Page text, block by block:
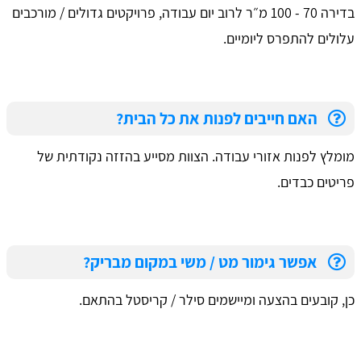
בדירה 70 - 100 מ״ר לרוב יום עבודה, פרויקטים גדולים / מורכבים
עלולים להתפרס ליומיים.
האם חייבים לפנות את כל הבית?
מומלץ לפנות אזורי עבודה. הצוות מסייע בהזזה נקודתית של
פריטים כבדים.
אפשר גימור מט / משי במקום מבריק?
כן, קובעים בהצעה ומיישמים סילר / קריסטל בהתאם.